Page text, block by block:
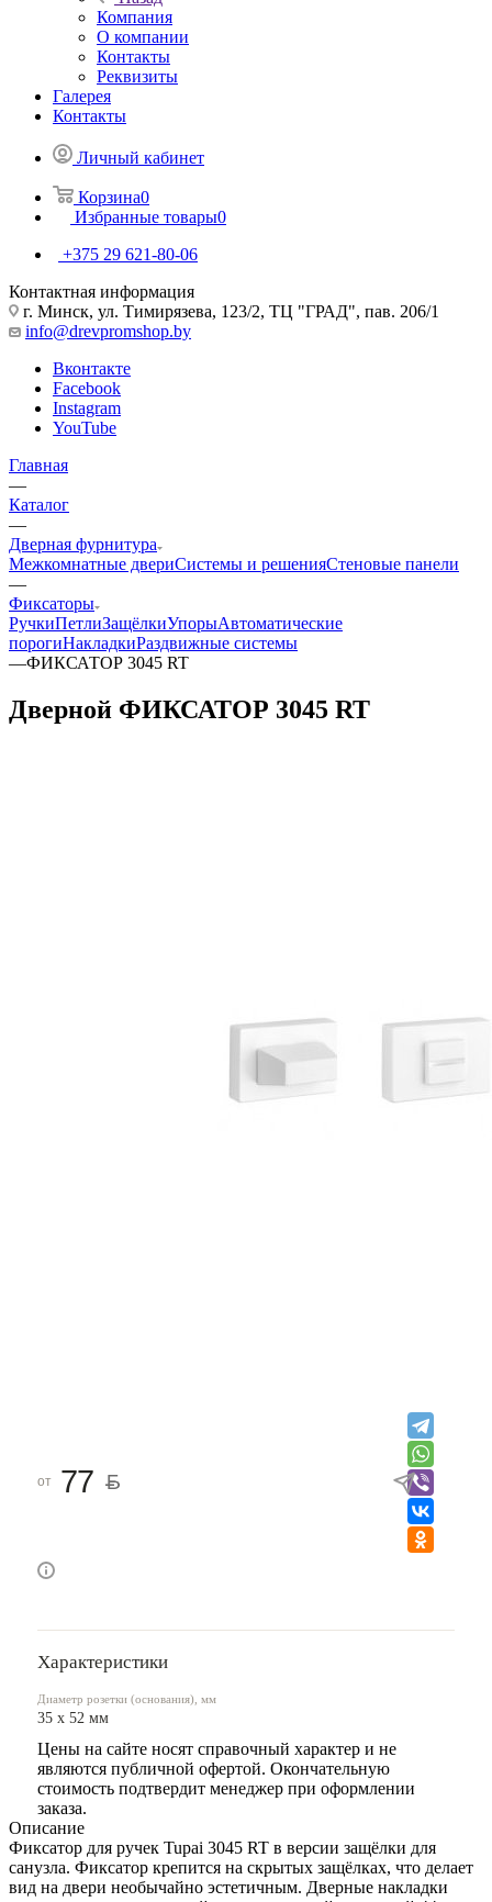
Компания
О компании
Контакты
Реквизиты
Галерея
Контакты
Личный кабинет
Корзина0
Избранные товары0
+375 29 621-80-06
Контактная информация
г. Минск, ул. Тимирязева, 123/2, ТЦ "ГРАД", пав. 206/1
info@drevpromshop.by
Вконтакте
Facebook
Instagram
YouTube
Главная
—
Каталог
—
Дверная фурнитура
Межкомнатные двериСистемы и решенияСтеновые панели
—
Фиксаторы
РучкиПетлиЗащёлкиУпорыАвтоматические
порогиНакладкиРаздвижные системы
—ФИКСАТОР 3045 RT
Дверной ФИКСАТОР 3045 RT
от 77
Характеристики
Диаметр розетки (основания), мм
35 x 52 мм
Цены на сайте носят справочный характер и не
являются публичной офертой. Окончательную
стоимость подтвердит менеджер при оформлении
заказа.
Описание
Фиксатор для ручек Tupai 3045 RT в версии защёлки для
санузла. Фиксатор крепится на скрытых защёлках, что делает
вид на двери необычайно эстетичным. Дверные накладки